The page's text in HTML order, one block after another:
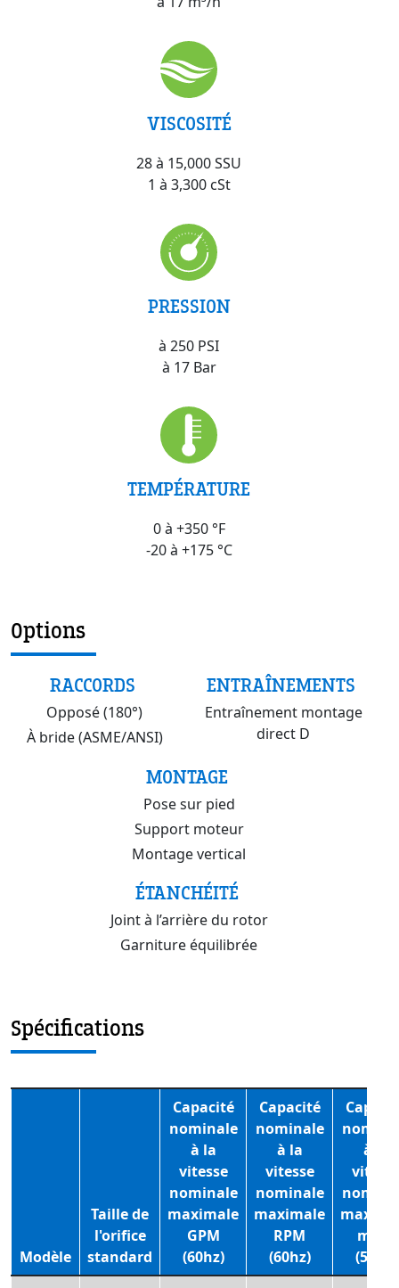
VISCOSITÉ
28 à 15,000 SSU
1 à 3,300 cSt
PRESSION
à 250 PSI
à 17 Bar
TEMPÉRATURE
0 à +350 °F
-20 à +175 °C
Options
RACCORDS
Opposé (180°)
À bride (ASME/ANSI)
ENTRAÎNEMENTS
Entraînement montage
direct D
MONTAGE
Pose sur pied
Support moteur
Montage vertical
ÉTANCHÉITÉ
Joint à l’arrière du rotor
Garniture équilibrée
Spécifications
Modèle
Taille de
l'orifice
standard
Capacité
nominale
à la
vitesse
nominale
maximale
GPM
(60hz)
Capacité
nominale
à la
vitesse
nominale
maximale
RPM
(60hz)
à la
m3/h
(50hz)